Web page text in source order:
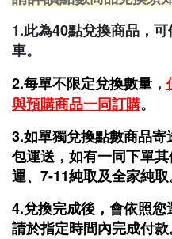
1.此為40點兌換商品，
車。
2.每單不限定兌換數量 ，
與預購商品一同訂購。
3.如單獨兌換點數商品
包運送，如有一同下單
運、7-11純取及全家純取
4.兌換完成後，會依照
請於指定時間內完成付款